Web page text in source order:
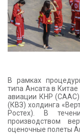
В рамках
типа Ансата в
авиации КНР
(КВЗ) холдинга
Ростех). В
производством
оценочные полеты